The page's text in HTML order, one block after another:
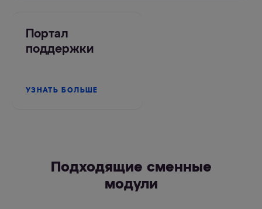
Портал
поддержки
УЗНАТЬ БОЛЬШЕ
Подходящие сменные
модули